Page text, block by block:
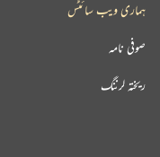
ہماری ویب سائٹس
صوفی نامہ
ریختہ لرننگ